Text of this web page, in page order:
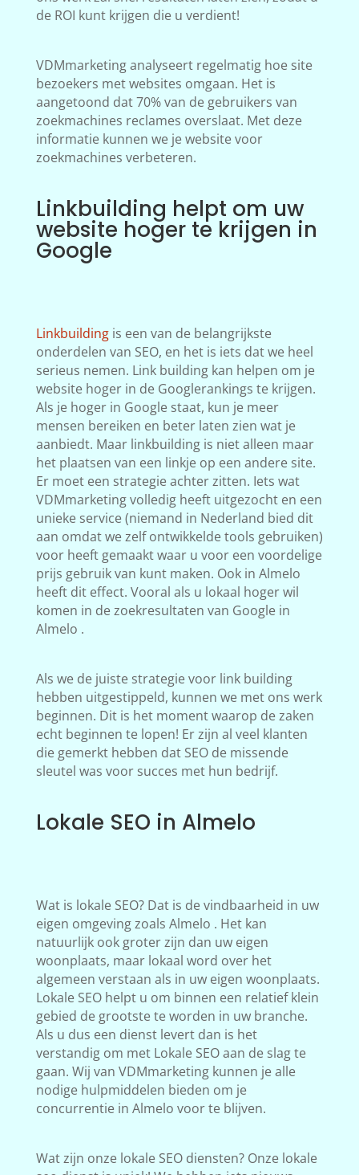
de ROI kunt krijgen die u verdient!
VDMmarketing analyseert regelmatig hoe site
bezoekers met websites omgaan. Het is
aangetoond dat 70% van de gebruikers van
zoekmachines reclames overslaat. Met deze
informatie kunnen we je website voor
zoekmachines verbeteren.
Linkbuilding helpt om uw
website hoger te krijgen in
Google
Linkbuildingis een van de belangrijkste
onderdelen van SEO, en het is iets dat we heel
serieus nemen. Link building kan helpen om je
website hoger in de Googlerankings te krijgen.
Als je hoger in Google staat, kun je meer
mensen bereiken en beter laten zien wat je
aanbiedt. Maar linkbuilding is niet alleen maar
het plaatsen van een linkje op een andere site.
Er moet een strategie achter zitten. Iets wat
VDMmarketing volledig heeft uitgezocht en een
unieke service (niemand in Nederland bied dit
aan omdat we zelf ontwikkelde tools gebruiken)
voor heeft gemaakt waar u voor een voordelige
prijs gebruik van kunt maken. Ook in Almelo
heeft dit effect. Vooral als u lokaal hoger wil
komen in de zoekresultaten van Google in
Almelo .
Als we de juiste strategie voor link building
hebben uitgestippeld, kunnen we met ons werk
beginnen. Dit is het moment waarop de zaken
echt beginnen te lopen! Er zijn al veel klanten
die gemerkt hebben dat SEO de missende
sleutel was voor succes met hun bedrijf.
Lokale SEO in Almelo
Wat is lokale SEO? Dat is de vindbaarheid in uw
eigen omgeving zoals Almelo . Het kan
natuurlijk ook groter zijn dan uw eigen
woonplaats, maar lokaal word over het
algemeen verstaan als in uw eigen woonplaats.
Lokale SEO helpt u om binnen een relatief klein
gebied de grootste te worden in uw branche.
Als u dus een dienst levert dan is het
verstandig om met Lokale SEO aan de slag te
gaan. Wij van VDMmarketing kunnen je alle
nodige hulpmiddelen bieden om je
concurrentie in Almelo voor te blijven.
Wat zijn onze lokale SEO diensten? Onze lokale